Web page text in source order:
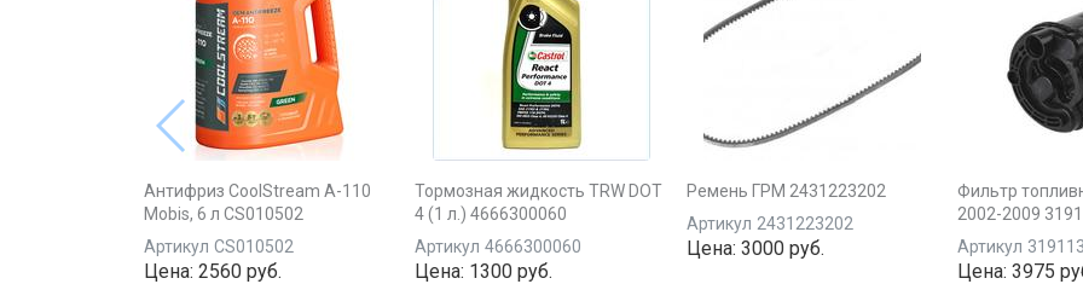
Антифриз CoolStream A-110
Mobis, 6 л CS010502
Артикул CS010502
Цена: 2560 руб.
Тормозная жидкость TRW DOT
4 (1 л.) 4666300060
Артикул 4666300060
Цена: 1300 руб.
Ремень ГРМ 2431223202
Артикул 2431223202
Цена: 3000 руб.
Фильтр
2002-2009
Артикул
Цена: 3975